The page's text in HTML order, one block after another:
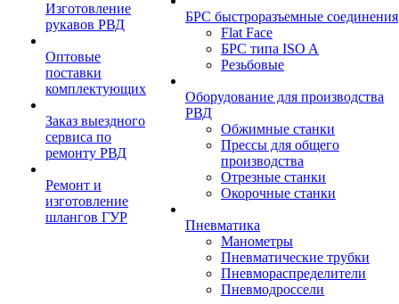
Изготовление
рукавов РВД
Оптовые
поставки
комплектующих
Заказ выездного
сервиса по
ремонту РВД
Ремонт и
изготовление
шлангов ГУР
БРС быстроразъемные соединения
Flat Face
БРС типа ISO A
Резьбовые
Оборудование для производства
РВД
Обжимные станки
Прессы для общего
производства
Отрезные станки
Окорочные станки
Пневматика
Манометры
Пневматические трубки
Пневмораспределители
Пневмодроссели